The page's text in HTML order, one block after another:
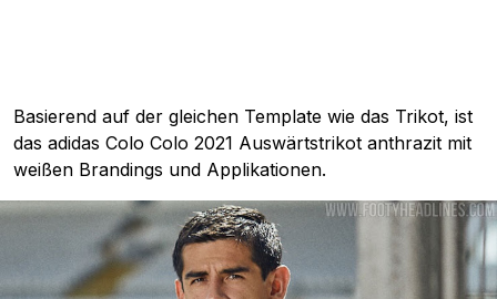
Basierend auf der gleichen Template wie das Trikot, ist
das adidas Colo Colo 2021 Auswärtstrikot anthrazit mit
weißen Brandings und Applikationen.